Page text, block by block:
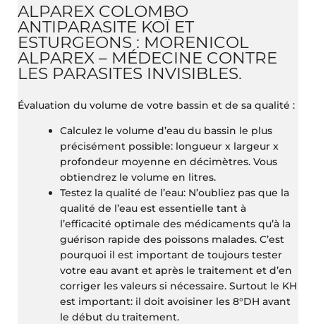
ALPAREX COLOMBO
ANTIPARASITE KOÏ ET
ESTURGEONS : MORENICOL
ALPAREX – MÉDECINE CONTRE
LES PARASITES INVISIBLES.
Évaluation du volume de votre bassin et de sa qualité :
Calculez le volume d’eau du bassin le plus
précisément possible: longueur x largeur x
profondeur moyenne en décimètres. Vous
obtiendrez le volume en litres.
Testez la qualité de l’eau: N’oubliez pas que la
qualité de l’eau est essentielle tant à
l’efficacité optimale des médicaments qu’à la
guérison rapide des poissons malades. C’est
pourquoi il est important de toujours tester
votre eau avant et après le traitement et d’en
corriger les valeurs si nécessaire. Surtout le KH
est important: il doit avoisiner les 8°DH avant
le début du traitement.